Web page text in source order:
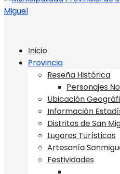
Inicio
Provincia
Reseña Histórica
Personajes
Ubicación
Información
Distritos de San
Lugares Turísticos
Artesanía
Festividades